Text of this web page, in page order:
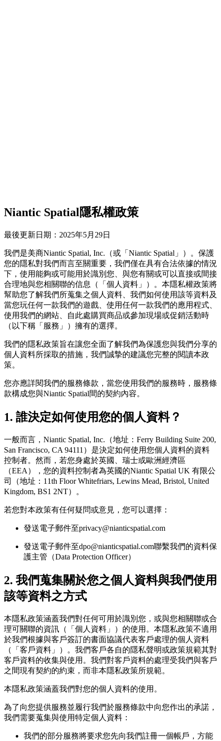
Niantic Spatial隱私權政策
最後更新日期：2025年5月29日
我們是美商Niantic Spatial, Inc.（或「Niantic Spatial」）。保護
您的隱私對我們而言至關重要，我們僅在具有合法依據的情況
下，使用能夠或可能用於識別您、與您有關或可以直接或間接
合理地與您相關聯的信息（「個人資料」）。本隱私權政策將
幫助您了解我們所蒐集之個人資料、我們如何使用該等資料及
當您玩任何一款我們的遊戲、使用任何一款我們的應用程式、
使用我們的網站、自此處購買商品或參加現場或促銷活動時
（以下稱「服務」）擁有的選擇。
我們的隱私政策旨在讓您全面了解我們為保護您與我們分享的
個人資料所採取的措施，我們誠摯的建議您完整的閱讀本政
策。
您亦應詳閱我們的服務條款，當您使用我們的服務時，服務條
款構成您與Niantic Spatial間的契約內容。
1. 誰決定如何使用您的個人資料？
一般而言，Niantic Spatial, Inc.（地址：Ferry Building Suite 200,
San Francisco, CA 94111）是決定如何使用您個人資料的資料
控制者。然而，若您身處於英國、瑞士或歐洲經濟區
（EEA），您的資料控制者為英國的Niantic Spatial UK 有限公
司（地址：11th Floor Whitefriars, Lewins Mead, Bristol, United
Kingdom, BS1 2NT）。
若您對本政策有任何疑問或意見，您可以選擇：
發送電子郵件至privacy@nianticspatial.com
發送電子郵件至dpo@nianticspatial.com聯繫我們的資料保
護主管（Data Protection Officer）
2. 我們蒐集關於您之個人資料與我們使用
該等資料之方式
本隱私政策涵蓋我們對任何可用於識別您，或與您相關聯或合
理可關聯的資訊（「個人資料」）的使用。本隱私政策不適用
於我們根據與客戶簽訂的書面協議代表客戶處理的個人資料
（「客戶資料」）。我們客戶各自的隱私聲明或政策規範其對
客戶資料的收集與使用。我們對客戶資料的處理受我們與客戶
之間現有契約的約束，而非本隱私政策所規範。
本隱私政策涵蓋我們對您的個人資料的使用。
為了向您提供服務並履行我們於服務條款中向您作出的承諾，
我們需要蒐集與使用特定個人資料：
我們的部分服務將要求您先向我們註冊一個帳戶，方能